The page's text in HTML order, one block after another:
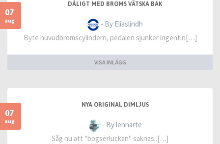
07
aug
DÅLIGT MED BROMS VÄTSKA BAK
- By Eliaslindh
Byte huvudbromscylindern, pedalen sjunker ingentin[…]
VISA INLÄGG
07
aug
NYA ORIGINAL DIMLJUS
- By lennarte
Såg nu att "bogserluckan" saknas..[…]